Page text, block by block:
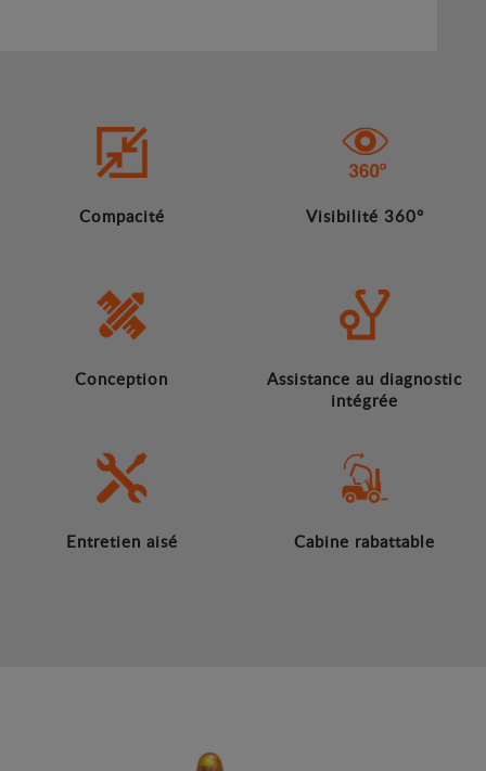
Compacité Visibilité 360°
Conception
Assistance au diagnostic
intégrée
Entretien aisé Cabine rabattable